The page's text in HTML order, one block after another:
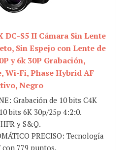
DC-S5 II Cámara Sin Lente
Sin Espejo con Lente de
y 6k 30P Grabación,
Wi-Fi, Phase Hybrid AF
Negro
Grabación de 10 bits C4K
bits 6K 30p/25p 4:2:0.
y S&Q.
PRECISO: Tecnología
con 779 puntos.